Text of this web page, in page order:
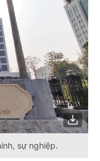
sự nghiệp.